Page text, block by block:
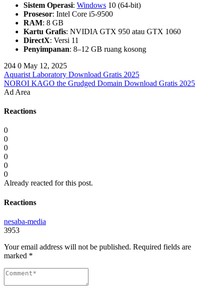
Sistem Operasi: Windows 10 (64-bit)
Prosesor: Intel Core i5-9500
RAM: 8 GB
Kartu Grafis: NVIDIA GTX 950 atau GTX 1060
DirectX: Versi 11
Penyimpanan: 8–12 GB ruang kosong
204 0 May 12, 2025
Aquarist Laboratory Download Gratis 2025
NOROI KAGO the Grudged Domain Download Gratis 2025
Ad Area
Reactions
0
0
0
0
0
0
Already reacted for this post.
Reactions
nesaba-media
3953
Your email address will not be published. Required fields are
marked *